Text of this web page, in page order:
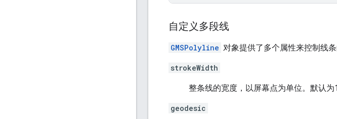
自定义多段线
GMSPolyline 对象提供了多个属性来控制线
strokeWidth
整条线的宽度，以屏幕点为单位。默认为
geodesic